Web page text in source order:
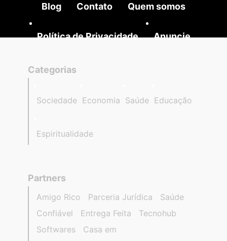
Blog Contato Quem somos
Política de Privacidade Anuncie
Categorias
Sociedade Economia Saúde Educação
Espiritualidade
Partners
Amigo Rico Parceria Jurídica
Saúde
Confiável
Entrega Feita
Tecnohub
Softwares
Casa em